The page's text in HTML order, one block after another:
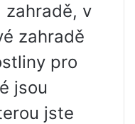
zahradě, v
zahradě
pro
jsou
jste